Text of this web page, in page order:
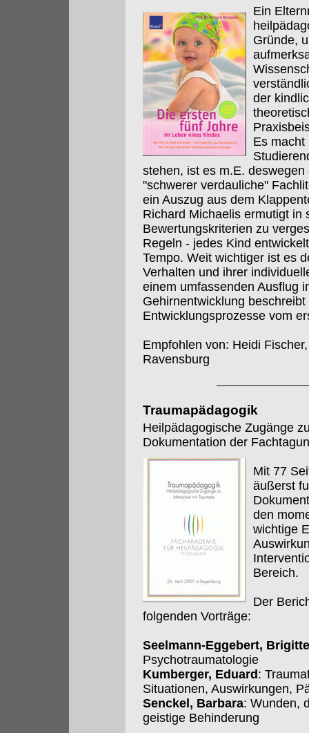
Ein
Gründe,
der
Es macht
stehen, ist es m.E.
"schwerer verdauliche"
ein Auszug aus dem
Richard Michaelis ermutigt in
Bewertungskriterien zu
Regeln - jedes Kind
Tempo. Weit wichtiger ist es
Verhalten und ihrer
einem umfassenden Ausflug
Gehirnentwicklung
Entwicklungsprozesse vom
Empfohlen von: Heidi
Ravensburg
Traumapädagogik
Heilpädagogische Zugänge
Dokumentation der
Mit 77
äußerst
den
wichtige
Bereich.
Der
folgenden Vorträge:
Seelmann-Eggebert, Brigitte
Psychotraumatologie
Kumberger, Eduard :
Situationen, Auswirkungen,
Senckel, Barbara: Wunden,
geistige Behinderung